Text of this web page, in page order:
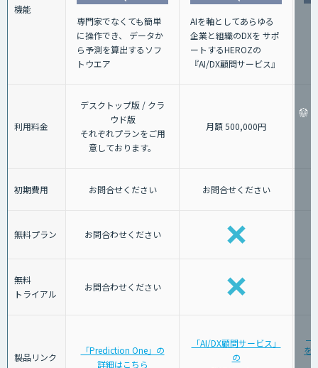
機能
専門家でなくても簡単
に操作でき、 データか
ら予測を算出するソフ
トウエア
AIを軸としてあらゆる
企業と組織のDXを サポ
ートするHEROZの
『AI/DX顧問サービス』
利用料金
デスクトップ版 / クラ
ウド版
それぞれプランをご用
意しております。
月額 500,000円
初期費用 お問合せください お問合せください
無料プラン お問合わせください
無料
トライアル
お問合わせください
製品リンク
「Prediction One」の
詳細はこちら
「AI/DX顧問サービス」
の
を